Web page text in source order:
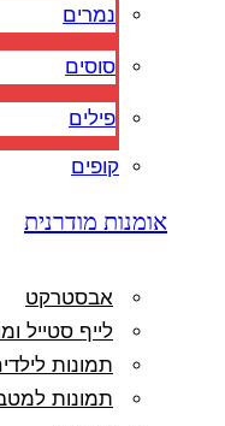
נמרים
סוסים
פילים
קופים
אומנות מודרנית
אבסטרקט
לייף סטייל
תמונות
תמונות